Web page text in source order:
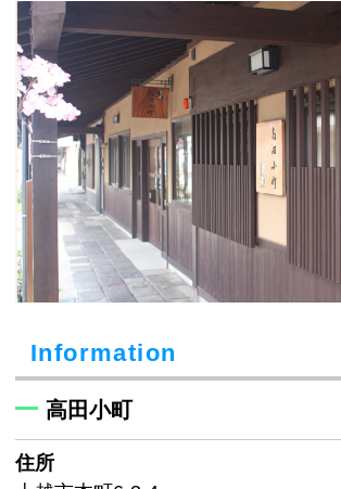
Information
高田小町
住所